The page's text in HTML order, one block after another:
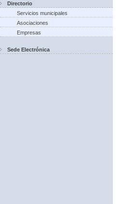
Directorio
Servicios municipales
Asociaciones
Empresas
Sede Electrónica